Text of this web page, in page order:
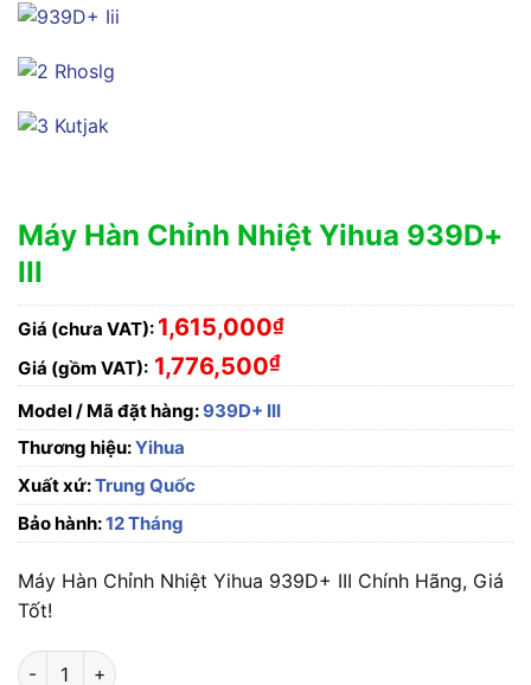
Máy Hàn Chỉnh Nhiệt Yihua 939D+
III
Giá (chưa VAT): 1,615,000₫
Giá (gồm VAT): 1,776,500₫
Model / Mã đặt hàng:939D+ III
Thương hiệu:Yihua
Xuất xứ:Trung Quốc
Bảo hành:12 Tháng
Máy Hàn Chỉnh Nhiệt Yihua 939D+ III Chính Hãng, Giá
Tốt!
Máy Hàn Chỉnh Nhiệt Yihua 939D+ III số lượng